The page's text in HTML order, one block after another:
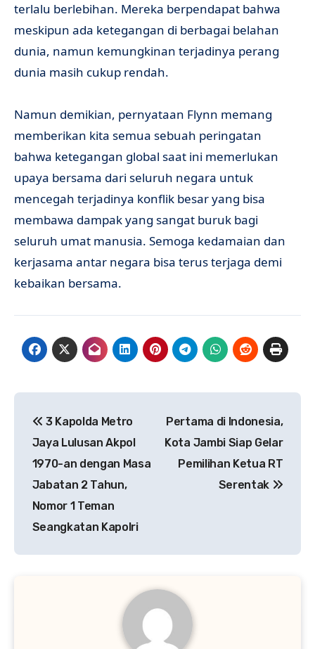
terlalu berlebihan. Mereka berpendapat bahwa
meskipun ada ketegangan di berbagai belahan
dunia, namun kemungkinan terjadinya perang
dunia masih cukup rendah.
Namun demikian, pernyataan Flynn memang
memberikan kita semua sebuah peringatan
bahwa ketegangan global saat ini memerlukan
upaya bersama dari seluruh negara untuk
mencegah terjadinya konflik besar yang bisa
membawa dampak yang sangat buruk bagi
seluruh umat manusia. Semoga kedamaian dan
kerjasama antar negara bisa terus terjaga demi
kebaikan bersama.
pos
3 Kapolda Metro
Jaya Lulusan Akpol
1970-an dengan Masa
Jabatan 2 Tahun,
Nomor 1 Teman
Seangkatan Kapolri
Pertama di Indonesia,
Kota Jambi Siap Gelar
Pemilihan Ketua RT
Serentak